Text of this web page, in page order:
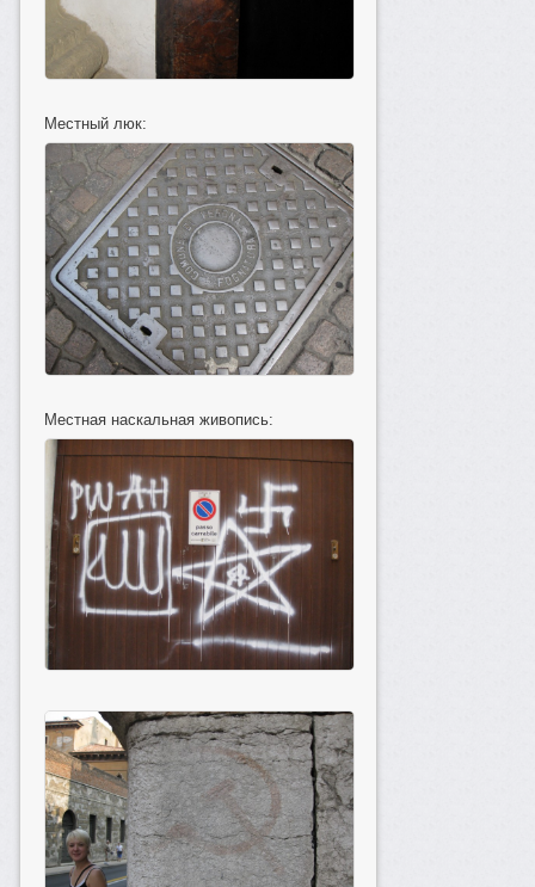
Местный люк:
Местная наскальная живопись: